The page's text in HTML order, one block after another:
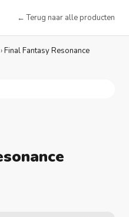
← Terug naar alle producten
›Final Fantasy Resonance